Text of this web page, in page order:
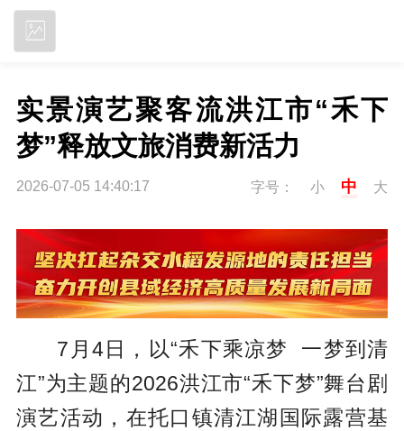
实景演艺聚客流洪江市“禾下
梦”释放文旅消费新活力
2026-07-05 14:40:17 字号： 小 中 大
7月4日，以“禾下乘凉梦 一梦到清
江”为主题的2026洪江市“禾下梦”舞台剧
演艺活动，在托口镇清江湖国际露营基